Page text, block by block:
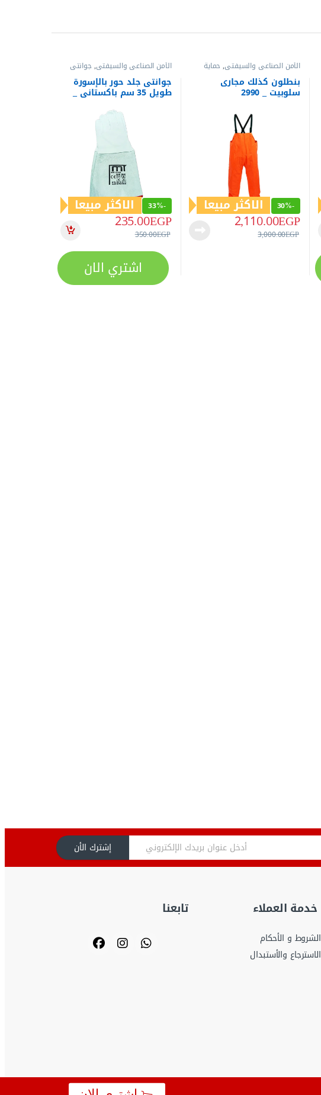
الأمن الصناعي والسيفتي, حماية
الجسم
بنطلون كذلك مجارى
سلوبيت _ 2990
-
30% الاكثر مبيعا
2,110.00EGP
3,000.00EGP
الأمن الصناعي والسيفتي, جوانتي
,حماية اليدين
جوانتى جلد حور بالإسورة
طويل 35 سم باكستانى _
4505
-
33% الاكثر مبيعا
235.00EGP
350.00EGP
اشتري الان
إشترك الأن
خدمة العملاء
الشروط و الأحكام
الاسترجاع والأستبدال
تابعنا